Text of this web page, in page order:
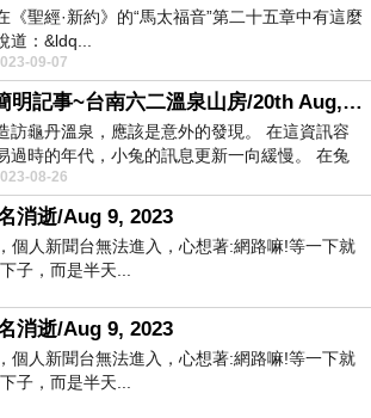
《聖經·新約》的“馬太福音”第二十五章中有這麼
道：&ldq...
09-07
簡明記事~台南六二溫泉山房/20th Aug, 2023
訪龜丹溫泉，應該是意外的發現。 在這資訊容
過時的年代，小兔的訊息更新一向緩慢。 在兔
袋搜尋...
08-26
消逝/Aug 9, 2023
個人新聞台無法進入，心想著:網路嘛!等一下就
子，而是半天...
消逝/Aug 9, 2023
個人新聞台無法進入，心想著:網路嘛!等一下就
子，而是半天...